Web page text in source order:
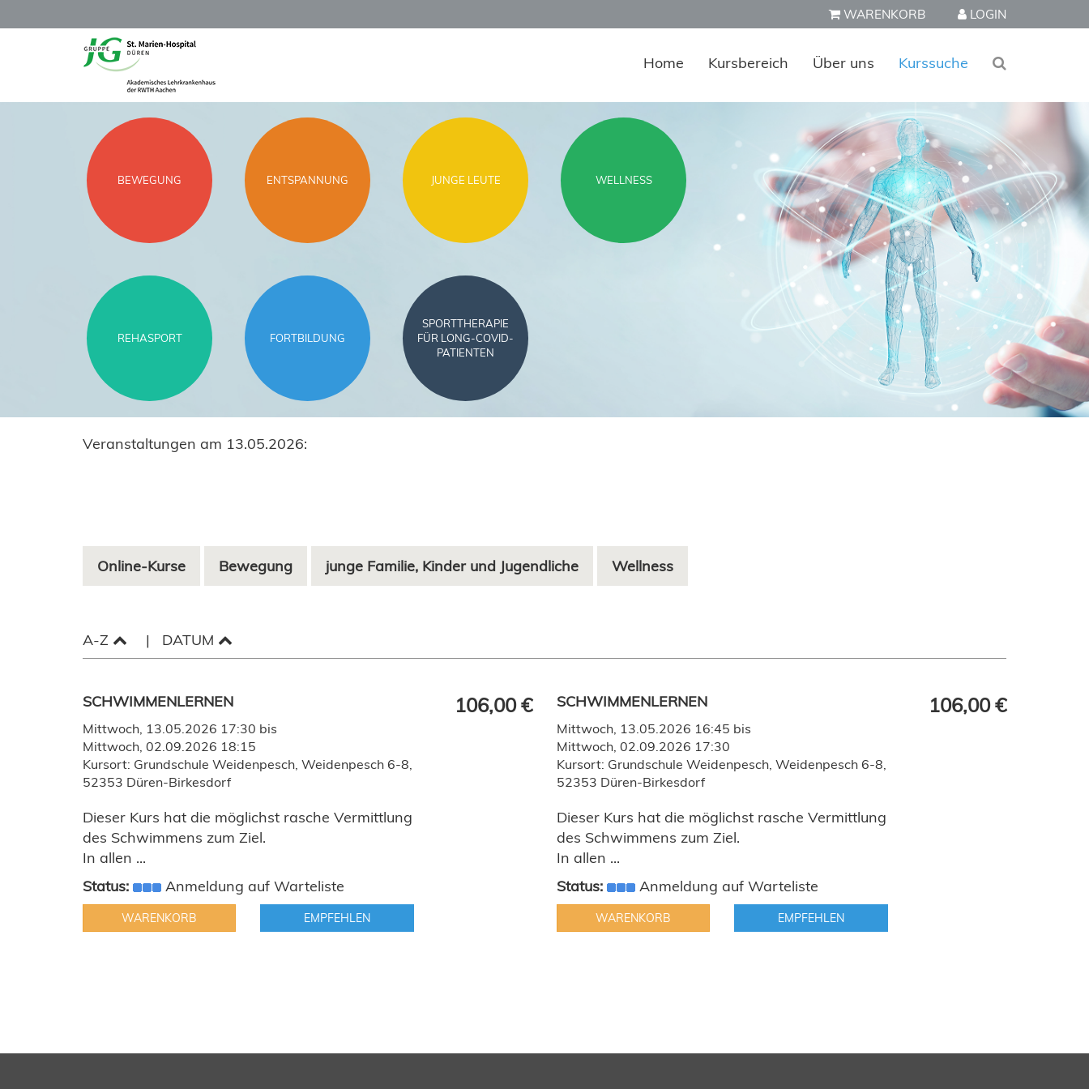
WARENKORB LOGIN
Home Kursbereich Über uns Kurssuche
BEWEGUNG ENTSPANNUNG JUNGE LEUTE WELLNESS
REHASPORT FORTBILDUNG
SPORTTHERAPIE
FÜR LONG-COVID-
PATIENTEN
Veranstaltungen am 13.05.2026:
Online-Kurse Bewegung junge Familie, Kinder und Jugendliche Wellness
A-Z DATUM
SCHWIMMENLERNEN
Mittwoch, 13.05.2026 17:30 bis
Mittwoch, 02.09.2026 18:15
Kursort: Grundschule Weidenpesch, Weidenpesch 6-8,
52353 Düren-Birkesdorf
Dieser Kurs hat die möglichst rasche Vermittlung
des Schwimmens zum Ziel.
In allen ...
Status:
Anmeldung auf Warteliste
WARENKORB EMPFEHLEN
106,00 € SCHWIMMENLERNEN
Mittwoch, 13.05.2026 16:45 bis
Mittwoch, 02.09.2026 17:30
Kursort: Grundschule Weidenpesch, Weidenpesch 6-8,
52353 Düren-Birkesdorf
Dieser Kurs hat die möglichst rasche Vermittlung
des Schwimmens zum Ziel.
In allen ...
Status:
Anmeldung auf Warteliste
WARENKORB EMPFEHLEN
106,00 €